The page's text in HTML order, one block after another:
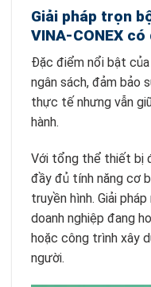
Giải pháp trọn
VINA-CONEX
Đặc điểm nổi bật của
ngân sách, đảm bảo
thực tế nhưng vẫn
hành.
Với tổng thể thiết bị
đầy đủ tính năng cơ
truyền hình. Giải
doanh nghiệp đang
hoặc công trình xây
người.